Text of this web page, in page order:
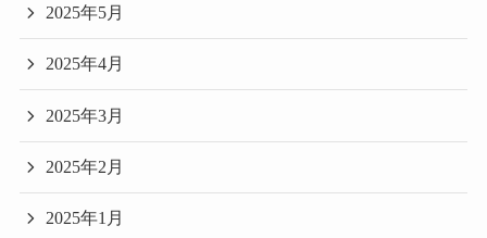
2025年5月
2025年4月
2025年3月
2025年2月
2025年1月